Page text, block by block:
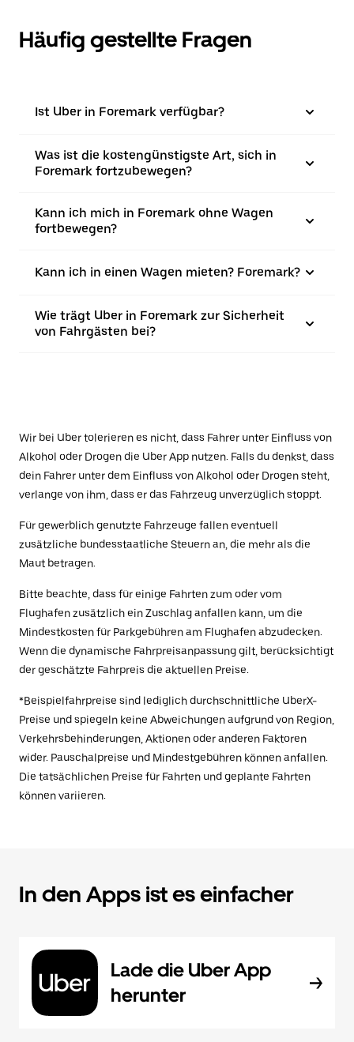
Häufig gestellte Fragen
Ist Uber in Foremark verfügbar?
Was ist die kostengünstigste Art, sich in
Foremark fortzubewegen?
Kann ich mich in Foremark ohne Wagen
fortbewegen?
Kann ich in einen Wagen mieten? Foremark?
Wie trägt Uber in Foremark zur Sicherheit
von Fahrgästen bei?
Wir bei Uber tolerieren es nicht, dass Fahrer unter Einfluss von
Alkohol oder Drogen die Uber App nutzen. Falls du denkst, dass
dein Fahrer unter dem Einfluss von Alkohol oder Drogen steht,
verlange von ihm, dass er das Fahrzeug unverzüglich stoppt.
Für gewerblich genutzte Fahrzeuge fallen eventuell
zusätzliche bundesstaatliche Steuern an, die mehr als die
Maut betragen.
Bitte beachte, dass für einige Fahrten zum oder vom
Flughafen zusätzlich ein Zuschlag anfallen kann, um die
Mindestkosten für Parkgebühren am Flughafen abzudecken.
Wenn die dynamische Fahrpreisanpassung gilt, berücksichtigt
der geschätzte Fahrpreis die aktuellen Preise.
*Beispielfahrpreise sind lediglich durchschnittliche UberX-
Preise und spiegeln keine Abweichungen aufgrund von Region,
Verkehrsbehinderungen, Aktionen oder anderen Faktoren
wider. Pauschalpreise und Mindestgebühren können anfallen.
Die tatsächlichen Preise für Fahrten und geplante Fahrten
können variieren.
In den Apps ist es einfacher
Lade die Uber App
herunter